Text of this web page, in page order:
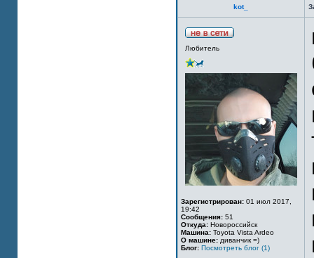
kot_
Любитель
Зарегистрирован: 01 июл 2017,
19:42
Сообщения: 51
Откуда: Новороссийск
Машина: Toyota Vista Ardeo
О машине: диванчик =)
Блог: Посмотреть блог (1)